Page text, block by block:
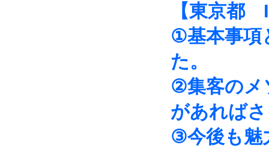
【東京都
①基本事項
た。
②集客のメ
があれば
③今後も魅